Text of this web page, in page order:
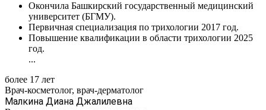
Окончила Башкирский государственный медицинский
университет (БГМУ).
Первичная специализация по трихологии 2017 год.
Повышение квалификации в области трихологии 2025
год.
...
более 17 лет
Врач-косметолог, врач-дерматолог
Малкина Диана Джалилевна